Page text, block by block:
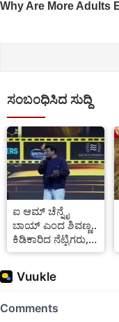
ಸಂಬಂಧಿಸಿದ ಸುದ್ದಿ
ಐ ಆಮ್ ಚೆನ್ನೈ
ಬಾಯ್ ಎಂದ ಶಿವಣ್ಣ..
ಕಿಡಿಕಾರಿದ ನೆಟ್ಟಿಗರು,
ಸಮರ್ಥಿಸಿದ ಕೆಲವರು